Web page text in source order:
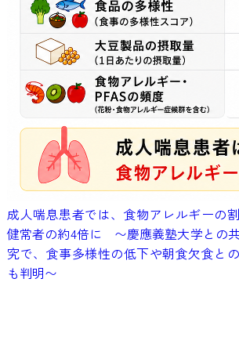
成人喘息患者では、食物アレルギーの
健常者の約4倍に 〜慶應義塾大学との
究で、食事多様性の低下や朝食欠食と
も判明〜